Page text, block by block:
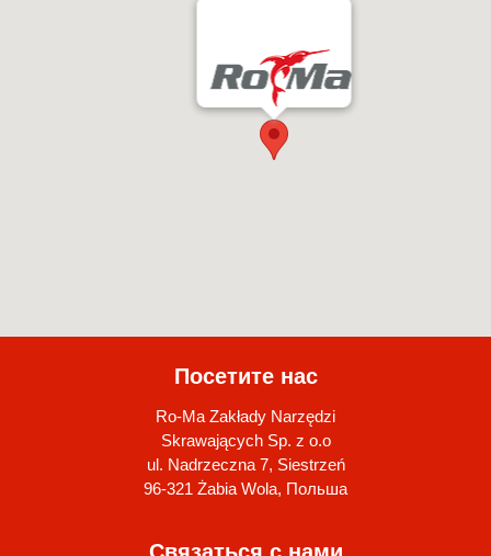
Посетите нас
Ro-Ma Zakłady Narzędzi
Skrawających Sp. z o.o
ul. Nadrzeczna 7, Siestrzeń
96-321 Żabia Wola, Польша